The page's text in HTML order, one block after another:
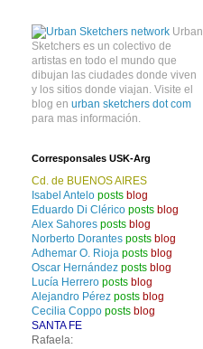
Urban
Sketchers es un colectivo de
artistas en todo el mundo que
dibujan las ciudades donde viven
y los sitios donde viajan. Visite el
blog en urban sketchers dot com
para mas información.
Corresponsales USK-Arg
Cd. de BUENOS AIRES
Isabel Antelo posts blog
Eduardo Di Clérico posts blog
Alex Sahores posts blog
Norberto Dorantes posts blog
Adhemar O. Rioja posts blog
Oscar Hernández posts blog
Lucía Herrero posts blog
Alejandro Pérez posts blog
Cecilia Coppo posts blog
SANTA FE
Rafaela: